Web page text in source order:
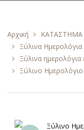
Αρχική ΚΑΤΑΣΤΗΜΑ
Ξύλινα
Ξύλινα ημερολόγια
Ξύλινο